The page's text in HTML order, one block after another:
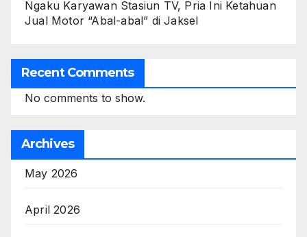
Ngaku Karyawan Stasiun TV, Pria Ini Ketahuan
Jual Motor “Abal-abal” di Jaksel
Recent Comments
No comments to show.
Archives
May 2026
April 2026